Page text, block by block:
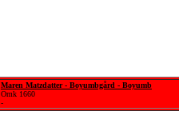
Maren Matzdatter - Boyumbgård - Boyumb
Omk 1660
-